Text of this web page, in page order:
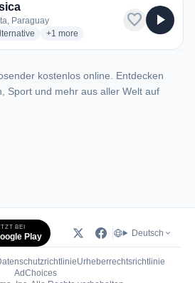
Paraguay
stations radio stations
+1 more genres for 24HorasMusica
more
favorite play_arrow
kostenlos online. Entdecken
Sport und mehr aus aller Welt auf
BEI
Play Deutsch
Urheberrechtsrichtlinie
AdChoices(öffnet in neuem Tab)